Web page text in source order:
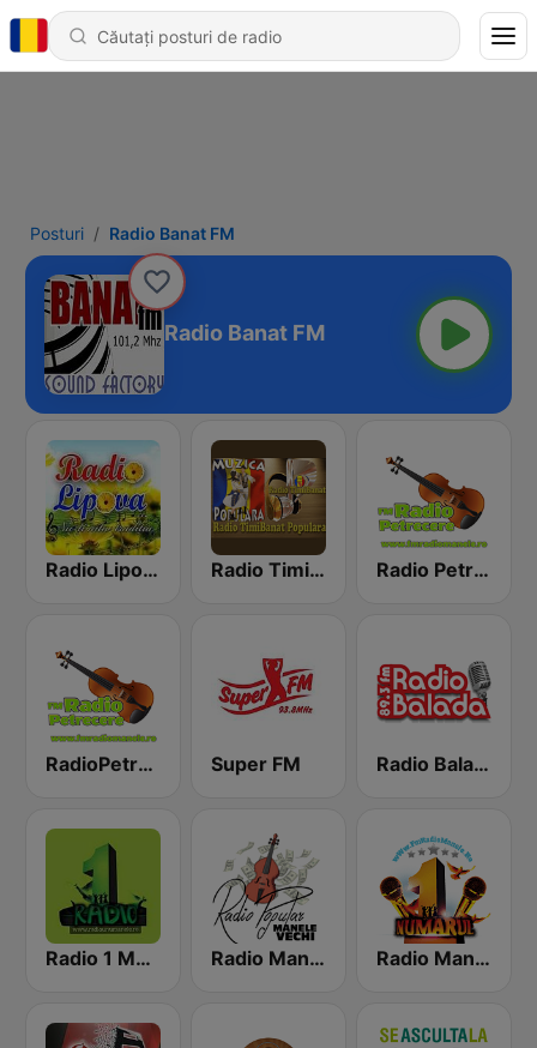
Posturi Radio Banat FM
Radio Banat FM
Radio Lipova Radio TimiBanat Populara Radio Petrecere Romania
RadioPetrecere.Net Super FM Radio Balada
Radio 1 Manele Radio Manele Vechi Romania Radio Manele